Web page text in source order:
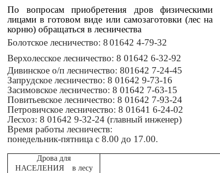
По вопросам приобретения дров физическими
лицами в готовом виде или самозаготовки (лес на
корню) обращаться в лесничества
Болотское лесничество: 801642 4-79-32
Верхолесское лесничество: 8 01642 6-32-92
Дивинское о/п лесничество: 801642 7-24-45
Запрудское лесничество: 8 01642 9-73-16
Засимовское лесничество: 8 01642 7-63-15
Повитьевское лесничество: 8 01642 7-93-24
Петровичское лесничество: 8 01641 6-24-02
Лесхоз: 8 01642 9-32-24 (главный инженер)
Время работы лесничеств:
понедельник-пятница с 8.00 до 17.00.
Дрова для
НАСЕЛЕНИЯ в лесу